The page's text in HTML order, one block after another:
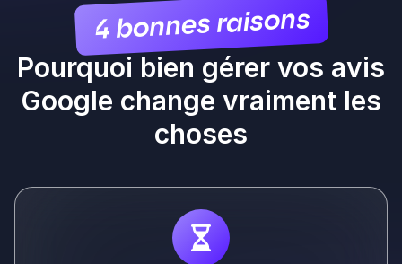
4 bonnes raisons
Pourquoi bien gérer vos avis
Google change vraiment les
choses